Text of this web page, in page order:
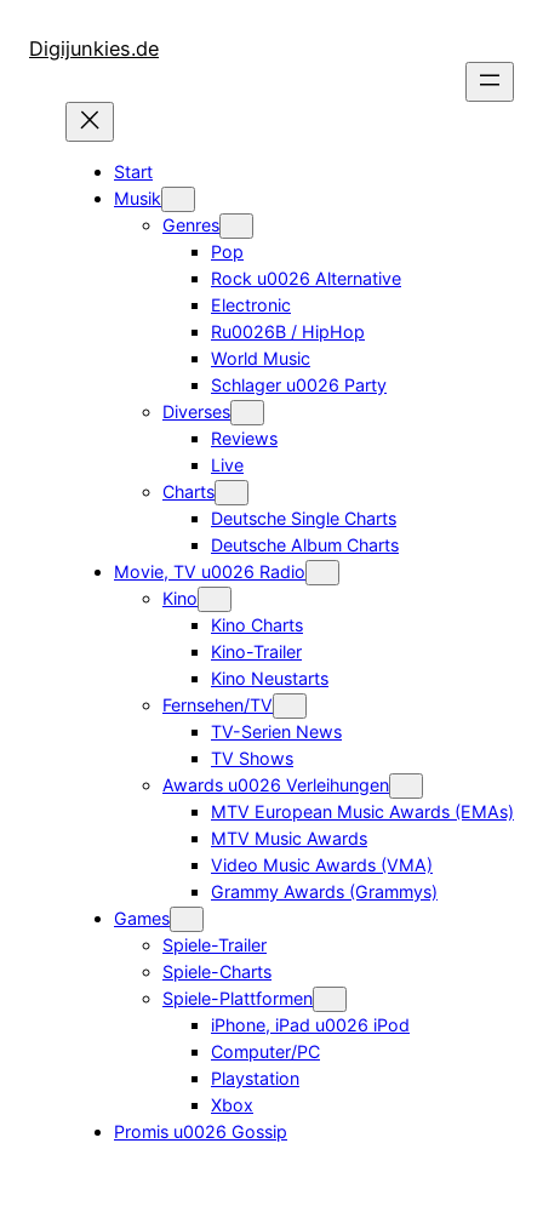
InhaltDigijunkies.de
Start
Musik
Genres
Pop
Rock u0026 Alternative
Electronic
Ru0026B / HipHop
World Music
Schlager u0026 Party
Diverses
Reviews
Live
Charts
Deutsche Single Charts
Deutsche Album Charts
Movie, TV u0026 Radio
Kino
Kino Charts
Kino-Trailer
Kino Neustarts
Fernsehen/TV
TV-Serien News
TV Shows
Awards u0026 Verleihungen
MTV European Music Awards (EMAs)
MTV Music Awards
Video Music Awards (VMA)
Grammy Awards (Grammys)
Games
Spiele-Trailer
Spiele-Charts
Spiele-Plattformen
iPhone, iPad u0026 iPod
Computer/PC
Playstation
Xbox
Promis u0026 Gossip